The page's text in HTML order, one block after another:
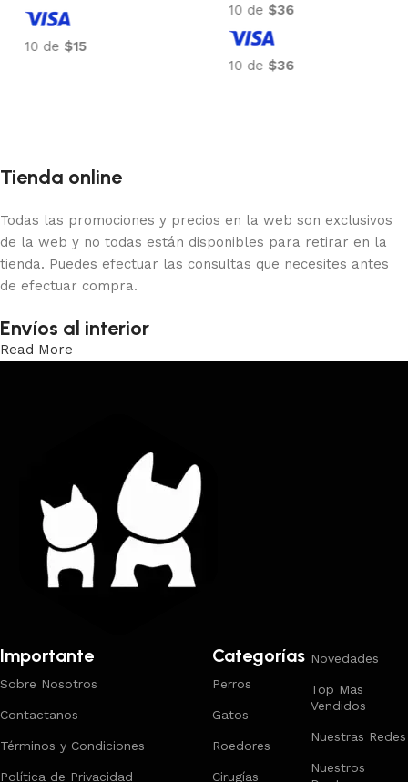
10 de$15
10 de$36
10 de$36
Tienda online
Todas las promociones y precios en la web son exclusivos
de la web y no todas están disponibles para retirar en la
tienda. Puedes efectuar las consultas que necesites antes
de efectuar compra.
Envíos al interior
Read More
Importante
Sobre Nosotros
Contactanos
Términos y Condiciones
Política de Privacidad
Categorías
Perros
Gatos
Roedores
Cirugías
Novedades
Top Mas
Vendidos
Nuestras Redes
Nuestros